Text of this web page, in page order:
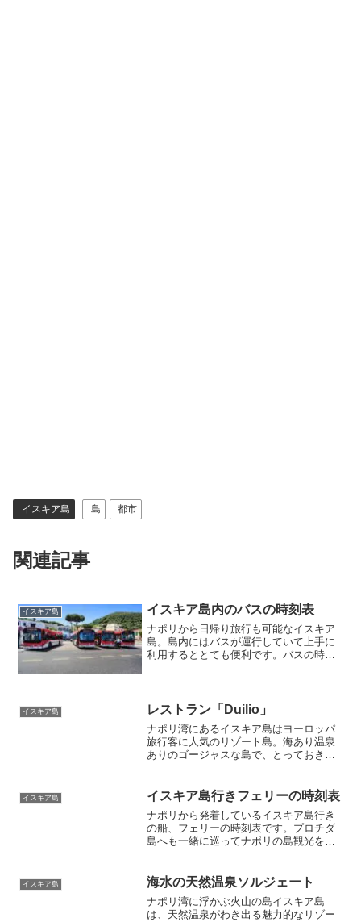
イスキア島 島 都市
関連記事
イスキア島 イスキア島内のバスの時刻表
ナポリから日帰り旅行も可能なイスキア
島。島内にはバスが運行していて上手に
利用するととても便利です。バスの時刻
スキア島の日本語アテンド付きツアーも
開催中です。
イスキア島 レストラン「Duilio」
ナポリ湾にあるイスキア島はヨーロッパ
旅行客に人気のリゾート島。海あり温泉
ありのゴージャスな島で、とっておきに
ます。高台テラス席からの景色も最高で
イスキア島 イスキア島行きフェリーの時刻表
ナポリから発着しているイスキア島行き
の船、フェリーの時刻表です。プロチダ
島へも一緒に巡ってナポリの島観光を楽
います。最近はオンラインで事前に切符
も購入できます。
イスキア島 海水の天然温泉ソルジェート
ナポリ湾に浮かぶ火山の島イスキア島
は、天然温泉がわき出る魅力的なリゾー